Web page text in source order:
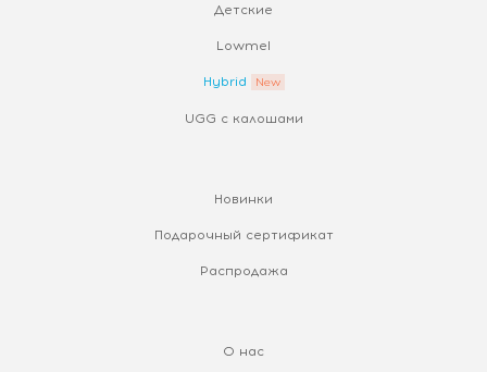
Детские
Lowmel
Hybrid
UGG с калошами
Новинки
Подарочный сертификат
Распродажа
О нас